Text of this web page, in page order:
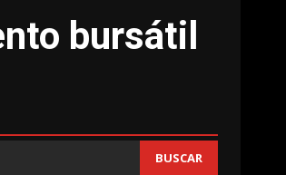
bursátil
BUSCAR